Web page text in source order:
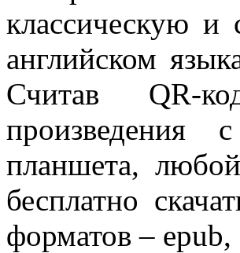
классическую и
английском
Считав QR-
планшета,
бесплатно
форматов – epub,